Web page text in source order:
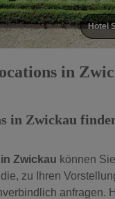
Hotel
in
in Zwickau
Zwickau können
zu Ihren
anfragen.